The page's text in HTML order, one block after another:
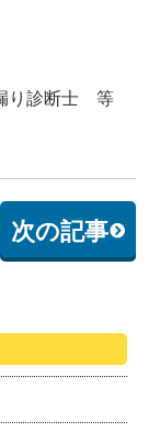
り診断士 等
次の記事